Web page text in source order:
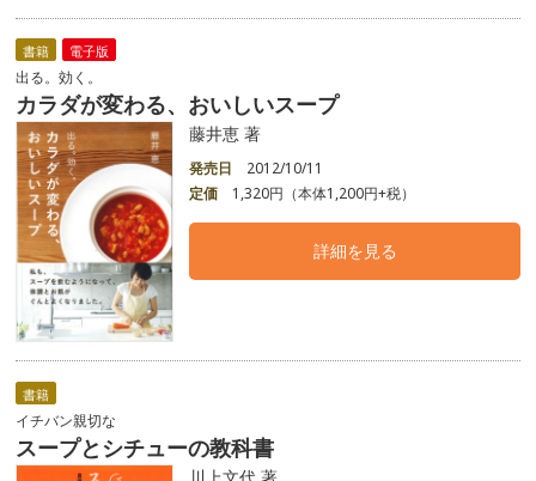
書籍 電子版
出る。効く。
カラダが変わる、おいしいスープ
藤井恵 著
発売日
2012/10/11
定価
1,320円（本体1,200円+税）
詳細を見る
書籍
イチバン親切な
スープとシチューの教科書